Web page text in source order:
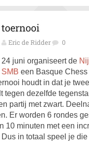
toernooi
Eric de Ridder 0
juni organiseert de
een Basque
houdt in dat je
tegen dezelfde
partij met zwart.
Er worden 6 rondes
10 minuten met een
in totaal speel je